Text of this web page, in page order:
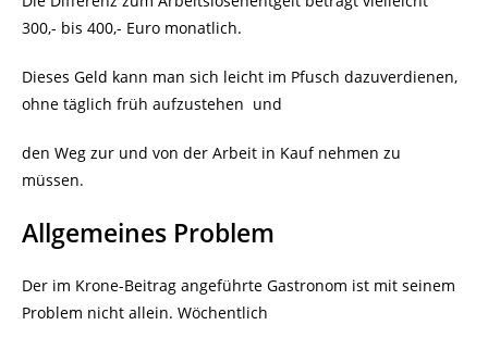
300,- bis 400,- Euro monatlich.
Dieses Geld kann man sich leicht im Pfusch dazuverdienen,
ohne täglich früh aufzustehen und
den Weg zur und von der Arbeit in Kauf nehmen zu
müssen.
Allgemeines Problem
Der im Krone-Beitrag angeführte Gastronom ist mit seinem
Problem nicht allein. Wöchentlich